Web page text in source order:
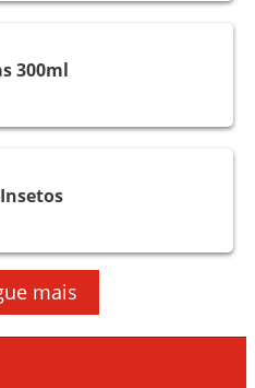
300ml
mais